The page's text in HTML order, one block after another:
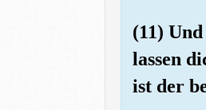
(11)
lassen
ist der